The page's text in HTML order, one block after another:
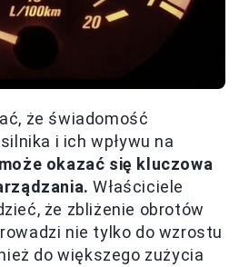
że świadomość
i ich wpływu na
może okazać się kluczowa
Właściciele
że zbliżenie obrotów
nie tylko do wzrostu
do większego zużycia